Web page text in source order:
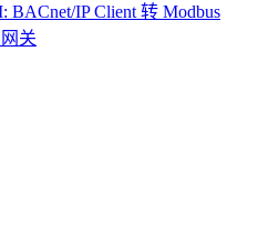
BACnet/IP Client 转 Modbus
关